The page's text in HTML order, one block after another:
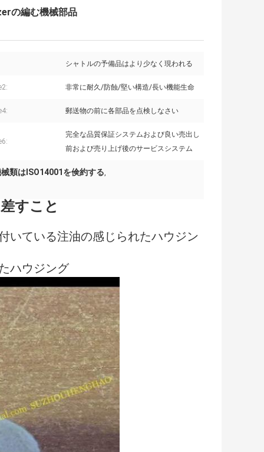
の編む機械部品
シャトルの予備品はより少なく現われる
非常に耐久/防蝕/堅い構造/長い機能生命
郵送物の前に各部品を点検しなさい
完全な品質保証システムおよび良い売出し
前および売り上げ後のサービスシステム
類はISO14001を倹約する,
すこと
いている注油の感じられたハウジン
ハウジング